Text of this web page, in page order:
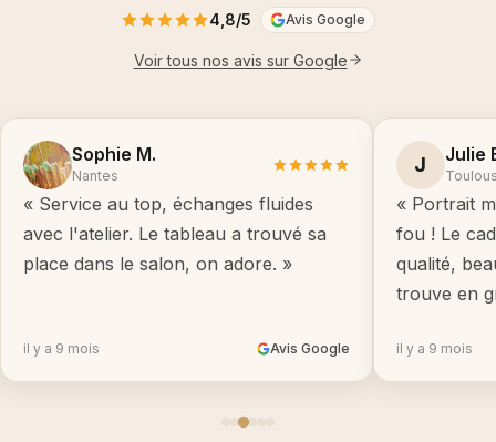
4,8/5 Avis Google
Voir tous nos avis sur Google
Sophie M.
Nantes
« Service au top, échanges fluides
avec l'atelier. Le tableau a trouvé sa
place dans le salon, on adore. »
il y a 9 mois Avis Google
J Julie
« Portrait
fou ! Le
qualité,
trouve en
il y a 9 mois